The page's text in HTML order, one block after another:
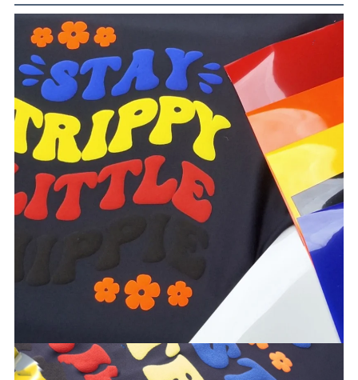
アドバンテージ 高コストパフォーマンス/簡単ウィー